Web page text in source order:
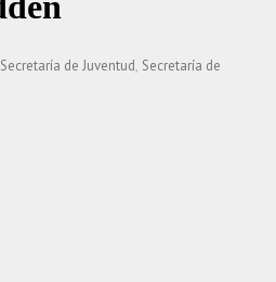
Secretaría de Juventud Secretaría de